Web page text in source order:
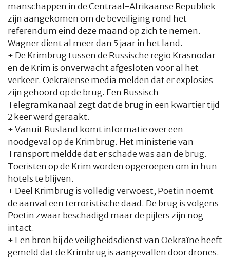
manschappen in de Centraal-Afrikaanse Republiek
zijn aangekomen om de beveiliging rond het
referendum eind deze maand op zich te nemen.
Wagner dient al meer dan 5 jaar in het land.
+ De Krimbrug tussen de Russische regio Krasnodar
en de Krim is onverwacht afgesloten voor al het
verkeer. Oekraïense media melden dat er explosies
zijn gehoord op de brug. Een Russisch
Telegramkanaal zegt dat de brug in een kwartier tijd
2 keer werd geraakt.
+ Vanuit Rusland komt informatie over een
noodgeval op de Krimbrug. Het ministerie van
Transport meldde dat er schade was aan de brug.
Toeristen op de Krim worden opgeroepen om in hun
hotels te blijven.
+ Deel Krimbrug is volledig verwoest, Poetin noemt
de aanval een terroristische daad. De brug is volgens
Poetin zwaar beschadigd maar de pijlers zijn nog
intact.
+ Een bron bij de veiligheidsdienst van Oekraïne heeft
gemeld dat de Krimbrug is aangevallen door drones.